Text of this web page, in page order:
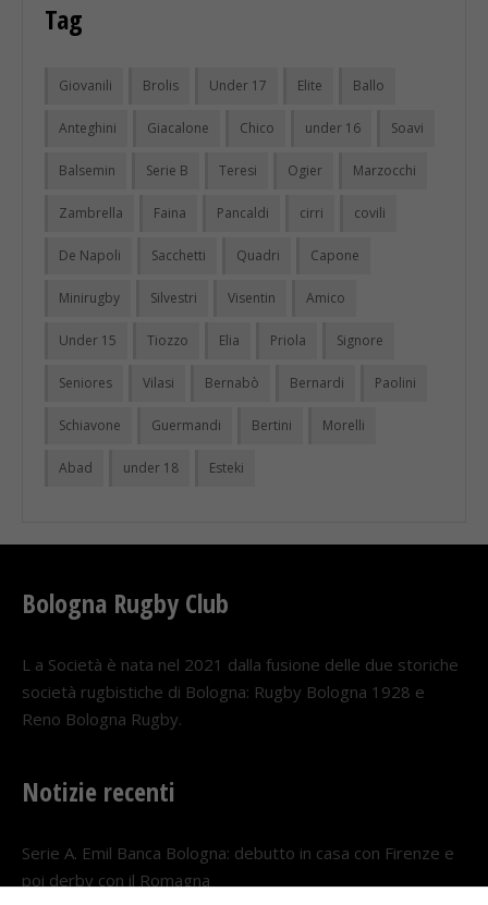
Tag
Giovanili Brolis Under 17 Elite Ballo
Anteghini Giacalone Chico under 16 Soavi
Balsemin Serie B Teresi Ogier Marzocchi
Zambrella Faina Pancaldi cirri covili
De Napoli Sacchetti Quadri Capone
Minirugby Silvestri Visentin Amico
Under 15 Tiozzo Elia Priola Signore
Seniores Vilasi Bernabò Bernardi Paolini
Schiavone Guermandi Bertini Morelli
Abad under 18 Esteki
Bologna Rugby Club
L a Società è nata nel 2021 dalla fusione delle due storiche
società rugbistiche di Bologna: Rugby Bologna 1928 e
Reno Bologna Rugby.
Notizie recenti
Serie A. Emil Banca Bologna: debutto in casa con Firenze e
poi derby con il Romagna